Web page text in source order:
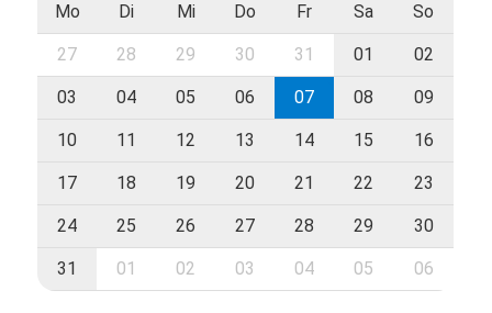
Mo Di Mi Do Fr Sa So
27 28 29 30 31 01 02
03 04 05 06 07 08 09
10 11 12 13 14 15 16
17 18 19 20 21 22 23
24 25 26 27 28 29 30
31 01 02 03 04 05 06